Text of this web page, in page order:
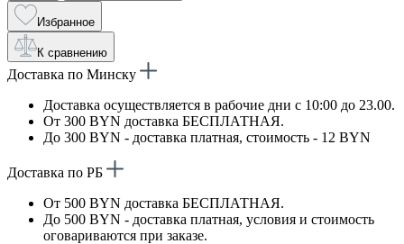
Избранное
К сравнению
Доставка по Минску
Доставка осуществляется в рабочие дни с 10:00 до 23.00.
От 300 BYN доставка БЕСПЛАТНАЯ.
До 300 BYN - доставка платная, стоимость - 12 BYN
Доставка по РБ
От 500 BYN доставка БЕСПЛАТНАЯ.
До 500 BYN - доставка платная, условия и стоимость
оговариваются при заказе.